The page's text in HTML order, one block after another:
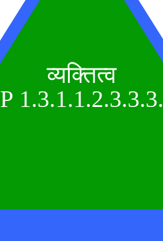
व्यक्तित्व
P 1.3.1.1.2.3.3.3.